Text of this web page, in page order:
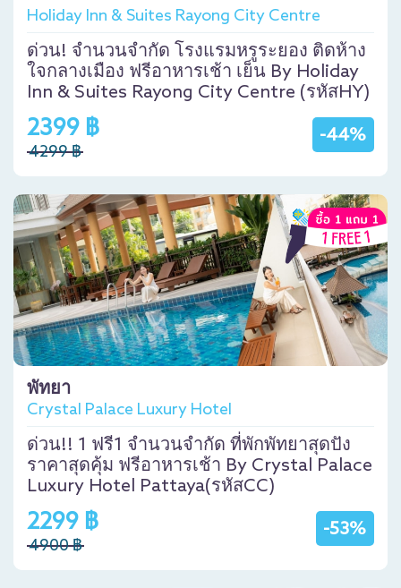
Holiday Inn & Suites Rayong City Centre
ด่วน! จำนวนจำกัด โรงแรมหรูระยอง ติดห้าง
ใจกลางเมือง ฟรีอาหารเช้า เย็น By Holiday
Inn & Suites Rayong City Centre (รหัสHY)
-44%
2399 ฿
4299 ฿
พัทยา
Crystal Palace Luxury Hotel
ด่วน!! 1 ฟรี1 จำนวนจำกัด ที่พักพัทยาสุดปัง
ราคาสุดคุ้ม ฟรีอาหารเช้า By Crystal Palace
Luxury Hotel Pattaya(รหัสCC)
-53%
2299 ฿
4900 ฿